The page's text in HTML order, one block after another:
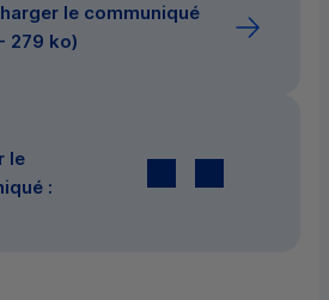
le communiqué
- 279 ko)
le
: